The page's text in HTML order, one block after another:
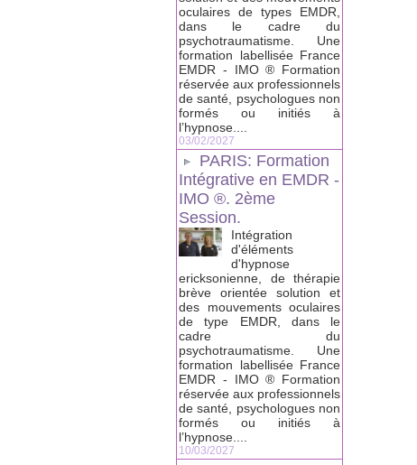
oculaires de types EMDR,
dans le cadre du
psychotraumatisme. Une
formation labellisée France
EMDR - IMO ® Formation
réservée aux professionnels
de santé, psychologues non
formés ou initiés à
l’hypnose....
03/02/2027
PARIS: Formation
Intégrative en EMDR -
IMO ®. 2ème
Session.
Intégration
d'éléments
d'hypnose
ericksonienne, de thérapie
brève orientée solution et
des mouvements oculaires
de type EMDR, dans le
cadre du
psychotraumatisme. Une
formation labellisée France
EMDR - IMO ® Formation
réservée aux professionnels
de santé, psychologues non
formés ou initiés à
l’hypnose....
10/03/2027